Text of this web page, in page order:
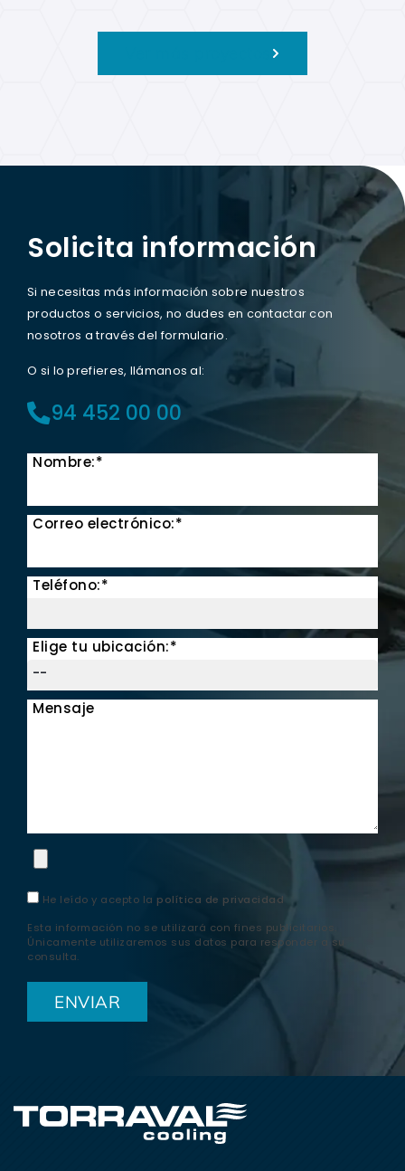
Solicita información
Si necesitas más información sobre nuestros
productos o servicios, no dudes en contactar con
nosotros a través del formulario.
O si lo prefieres, llámanos al:
94 452 00 00
Nombre:*
Correo electrónico:*
Teléfono:*
Elige tu ubicación:*
Mensaje
He leído y acepto la política de privacidad
Esta información no se utilizará con fines publicitarios.
Únicamente utilizaremos sus datos para responder a su
consulta.